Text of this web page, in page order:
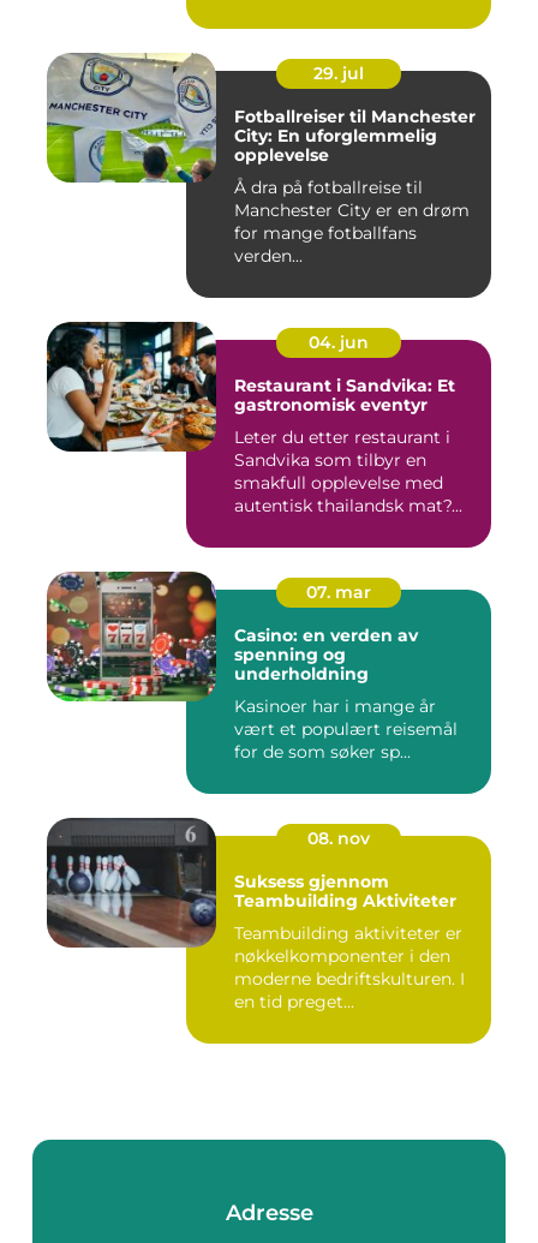
29. jul
Fotballreiser til Manchester
City: En uforglemmelig
opplevelse
Å dra på fotballreise til
Manchester City er en drøm
for mange fotballfans
verden...
04. jun
Restaurant i Sandvika: Et
gastronomisk eventyr
Leter du etter restaurant i
Sandvika som tilbyr en
smakfull opplevelse med
autentisk thailandsk mat?...
07. mar
Casino: en verden av
spenning og
underholdning
Kasinoer har i mange år
vært et populært reisemål
for de som søker sp...
08. nov
Suksess gjennom
Teambuilding Aktiviteter
Teambuilding aktiviteter er
nøkkelkomponenter i den
moderne bedriftskulturen. I
en tid preget...
Adresse